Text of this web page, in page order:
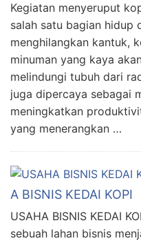
Kegiatan menyeruput
salah satu bagian hidup
menghilangkan kantuk,
minuman yang kaya
melindungi tubuh dari
juga dipercaya sebagai
meningkatkan
yang menerangkan …
A BISNIS KEDAI KOPI
USAHA BISNIS KEDAI
sebuah lahan bisnis